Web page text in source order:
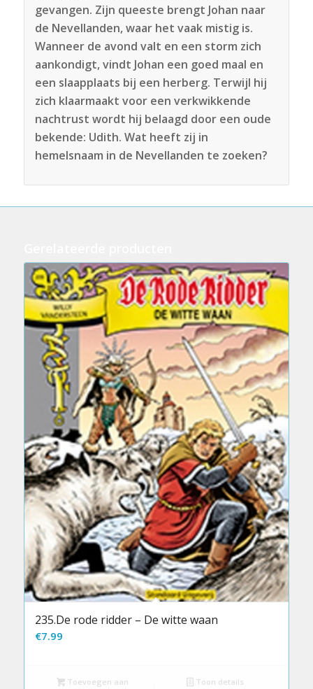
gevangen. Zijn queeste brengt Johan naar
de Nevellanden, waar het vaak mistig is.
Wanneer de avond valt en een storm zich
aankondigt, vindt Johan een goed maal en
een slaapplaats bij een herberg. Terwijl hij
zich klaarmaakt voor een verkwikkende
nachtrust wordt hij belaagd door een oude
bekende: Udith. Wat heeft zij in
hemelsnaam in de Nevellanden te zoeken?
235.De rode ridder – De witte waan
€7.99
Toevoegen aan
Toon details